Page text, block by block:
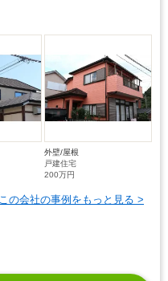
外壁/屋根
戸建住宅
200万円
この会社の事例をもっと見る >